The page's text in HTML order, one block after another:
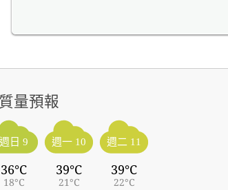
量預報
週日 9
36°C
18°C
週一 10
39°C
21°C
週二 11
39°C
22°C